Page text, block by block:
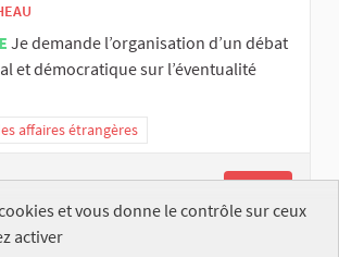
Je demande l’organisation d’un débat
et démocratique sur l’éventualité
affaires étrangères
et vous donne le contrôle sur ceux
activer